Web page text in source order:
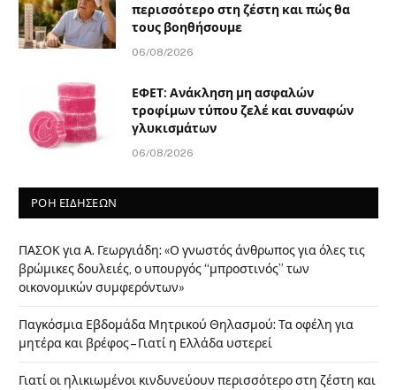
περισσότερο στη ζέστη και πώς θα
τους βοηθήσουμε
06/08/2026
ΕΦΕΤ: Ανάκληση μη ασφαλών
τροφίμων τύπου ζελέ και συναφών
γλυκισμάτων
06/08/2026
ΡΟΗ ΕΙΔΗΣΕΩΝ
ΠΑΣΟΚ για Α. Γεωργιάδη: «Ο γνωστός άνθρωπος για όλες τις
βρώμικες δουλειές, ο υπουργός “μπροστινός” των
οικονομικών συμφερόντων»
Παγκόσμια Εβδομάδα Μητρικού Θηλασμού: Τα οφέλη για
μητέρα και βρέφος – Γιατί η Ελλάδα υστερεί
Γιατί οι ηλικιωμένοι κινδυνεύουν περισσότερο στη ζέστη και